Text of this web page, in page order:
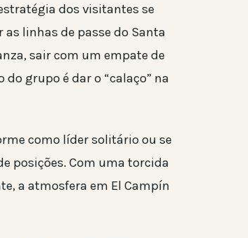
dos visitantes se
linhas de passe do Santa
sair com um empate de
grupo é dar o “calaço” na
como líder solitário ou se
posições. Com uma torcida
a atmosfera em El Campín